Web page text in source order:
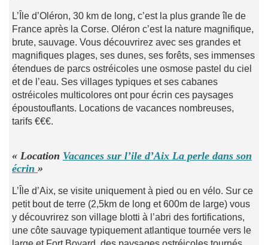
L’Île d’Oléron, 30 km de long, c’est la plus grande île de
France après la Corse. Oléron c’est la nature magnifique,
brute, sauvage. Vous découvrirez avec ses grandes et
magnifiques plages, ses dunes, ses forêts, ses immenses
étendues de parcs ostréicoles une osmose pastel du ciel
et de l’eau. Ses villages typiques et ses cabanes
ostréicoles multicolores ont pour écrin ces paysages
époustouflants. Locations de vacances nombreuses,
tarifs €€€.
« Location Vacances sur l’ile d’Aix La perle dans son
écrin »
L’Île d’Aix, se visite uniquement à pied ou en vélo. Sur ce
petit bout de terre (2,5km de long et 600m de large) vous
y découvrirez son village blotti à l’abri des fortifications,
une côte sauvage typiquement atlantique tournée vers le